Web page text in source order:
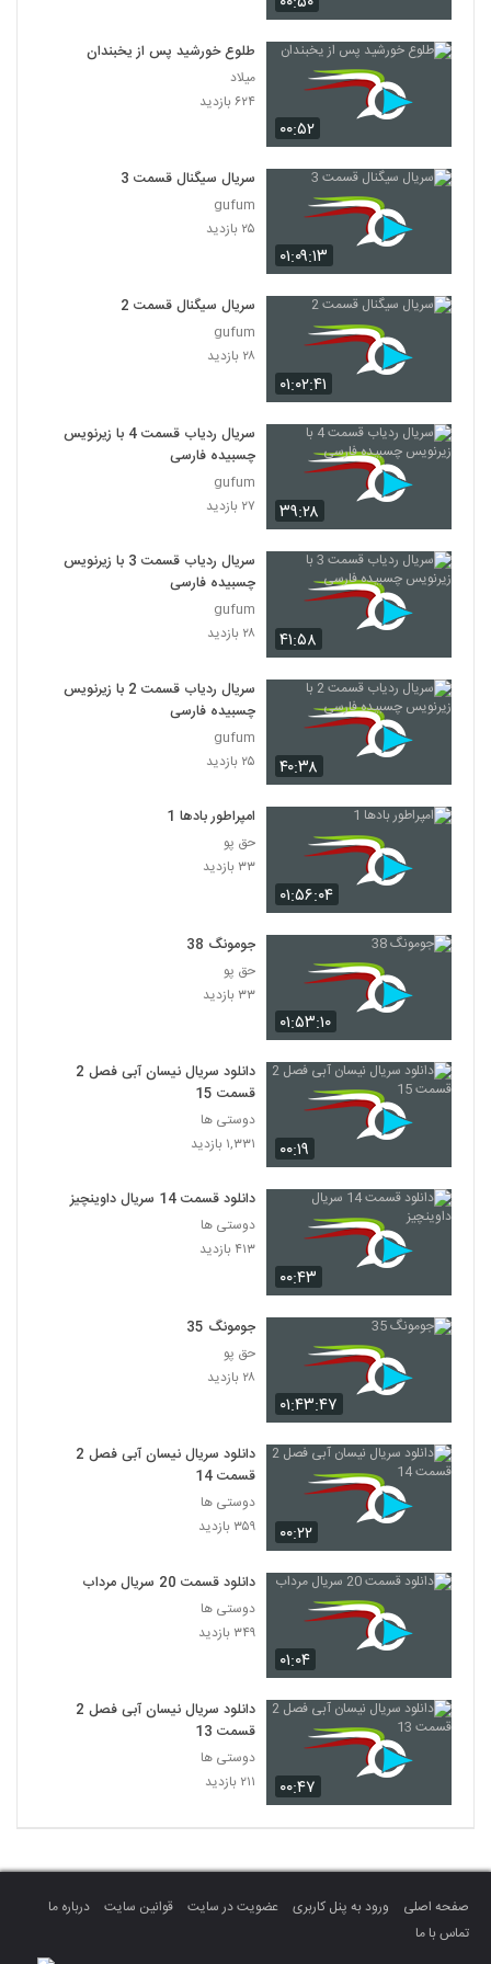
سریال افسانه دونگی ( 35 )
سریال افسانه دونگی ( 36 )
۴۶۵ بازدید
سریال افسانه دونگی ( 37 )
38
سریال افسانه دونگی ( 38 )
سریال افسانه دونگی ( 39)
۳۹۸ بازدید
سریال افسانه دونگی (40 )
41
سریال افسانه دونگی ( 41 )
۳۷۰ بازدید
سریال افسانه دونگی ( 42)
۴۶۲ بازدید
سریال افسانه دونگی ( 43 )
44
سریال افسانه دونگی ( 44 )
سریال افسانه دونگی ( 45)
۱۹۱ بازدید
سریال افسانه دونگی ( 46 )
47
۱۸۲ بازدید
48
سریال افسانه دونگی ( 48)
۲۰۴ بازدید
سریال افسانه دونگی ( 49)
سریال افسانه دونگی ( 50 )
سریال افسانه دونگی ( 51)
۴۱۸ بازدید
سریال افسانه دونگی ( 52)
سریال افسانه دونگی ( 53)
سریال افسانه دونگی ( 54)
۶۰۵ بازدید
۰۰:۵۲
طلوع خورشید پس از یخبندان
میلاد
۶۲۴ بازدید
۰۱:۰۹:۱۳
سریال سیگنال قسمت 3
gufum
۲۵ بازدید
۰۱:۰۲:۴۱
سریال سیگنال قسمت 2
gufum
۲۸ بازدید
۳۹:۲۸
سریال ردیاب قسمت 4 با زیرنویس
چسبیده فارسی
gufum
۲۷ بازدید
۴۱:۵۸
سریال ردیاب قسمت 3 با زیرنویس
چسبیده فارسی
gufum
۲۸ بازدید
۴۰:۳۸
سریال ردیاب قسمت 2 با زیرنویس
چسبیده فارسی
gufum
۲۵ بازدید
۰۱:۵۶:۰۴
امپراطور بادها 1
حق پو
۳۳ بازدید
۰۱:۵۳:۱۰
جومونگ 38
حق پو
۳۳ بازدید
۰۰:۱۹
دانلود سریال نیسان آبی فصل 2
قسمت 15
دوستی ها
۱,۳۳۱ بازدید
۰۰:۴۳
دانلود قسمت 14 سریال داوینچیز
دوستی ها
۴۱۳ بازدید
۰۱:۴۳:۴۷
جومونگ 35
حق پو
۲۸ بازدید
۰۰:۲۲
دانلود سریال نیسان آبی فصل 2
قسمت 14
دوستی ها
۳۵۹ بازدید
۰۱:۰۴
دانلود قسمت 20 سریال مرداب
دوستی ها
۳۴۹ بازدید
۰۰:۴۷
دانلود سریال نیسان آبی فصل 2
قسمت 13
دوستی ها
۲۱۱ بازدید
صفحه اصلی ورود به پنل کاربری عضویت در سایت قوانین سایت
درباره ما
تماس با ما